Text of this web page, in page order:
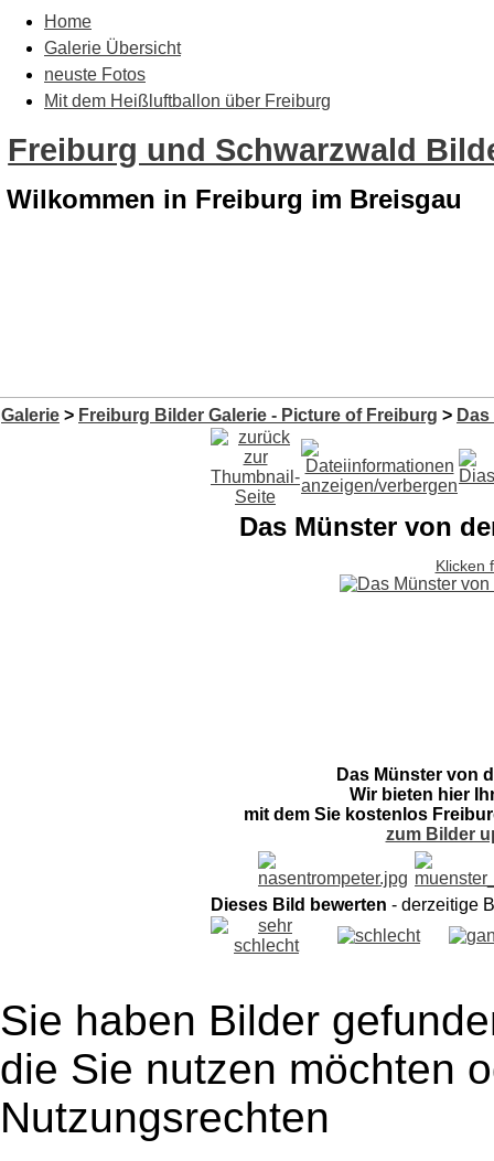
Home
Galerie Übersicht
neuste Fotos
Mit dem Heißluftballon über Freiburg
Freiburg und Schwarzwald
Wilkommen in Freiburg im Breisgau
Galerie > Freiburg Bilder Galerie - Picture of Freiburg >
Das Münster von
Klicken
Das Münster von
Wir bieten hier
mit dem Sie kostenlos
zum Bilder
Dieses Bild bewerten - derzeitige
Sie haben Bilder
die Sie nutzen möchten
Nutzungsrechten